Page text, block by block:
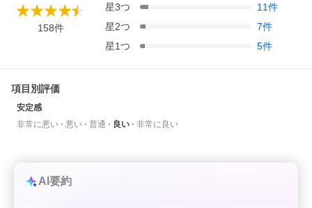
158件
星3つ 11件
星2つ 7件
星1つ 5件
項目別評価
安定感
非常に悪い
悪い 普通 良い 非常に良い
AI要約